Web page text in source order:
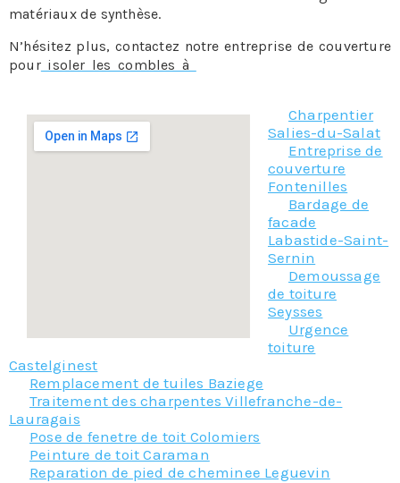
matériaux de synthèse.
N’hésitez plus, contactez notre entreprise de couverture
pourisoler les combles à
Charpentier
Salies-du-Salat
Entreprise de
couverture
Fontenilles
Bardage de
facade
Labastide-Saint-
Sernin
Demoussage
de toiture
Seysses
Urgence
toiture
Castelginest
Remplacement de tuiles Baziege
Traitement des charpentes Villefranche-de-
Lauragais
Pose de fenetre de toit Colomiers
Peinture de toit Caraman
Reparation de pied de cheminee Leguevin